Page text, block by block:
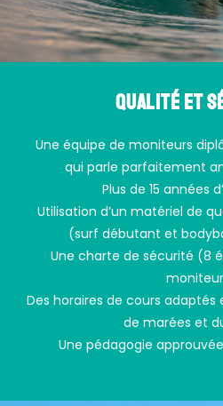
Qualité et
Une équipe de moniteurs
qui parle parfaitement
Plus de 15 années
Utilisation d’un matériel de
(surf débutant et
Une charte de sécurité (8
Des horaires de cours
de marées et
Une pédagogie